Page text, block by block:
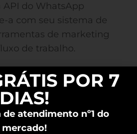
API do WhatsApp
a com seu sistema de
de marketing
de trabalho.
e atender melhor juntos?POR 7
DIAS!
atendimento nº1 do
mercado!